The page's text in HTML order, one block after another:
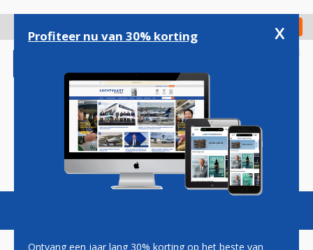
gaan
Check in
Magazine Podcasts Vacatures
Profiteer nu van 30% korting x
Ontvang een jaar lang 30% korting op het beste van